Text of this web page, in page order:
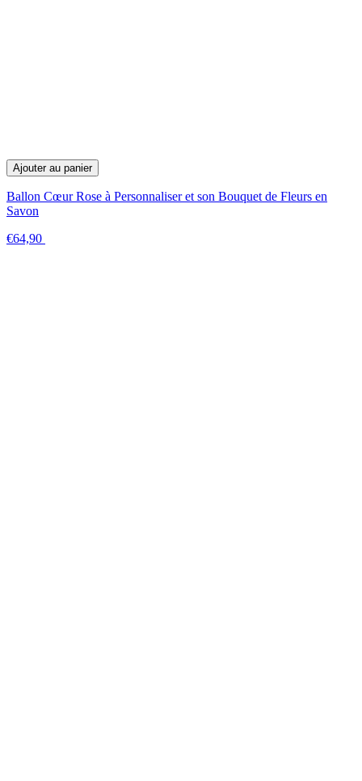
Ajouter au panier
Ballon Cœur Rose à Personnaliser et son Bouquet de Fleurs en
Savon
€64,90